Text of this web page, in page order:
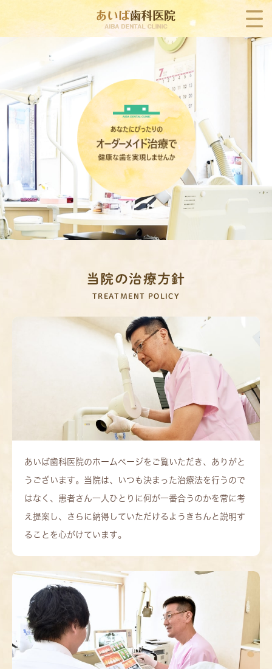
当院の治療方針
TREATMENT POLICY
あいば歯科医院のホームページをご覧いただき、ありがと
うございます。当院は、いつも決まった治療法を行うので
はなく、患者さん一人ひとりに何が一番合うのかを常に考
え提案し、さらに納得していただけるようきちんと説明す
ることを心がけています。